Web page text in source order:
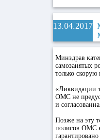
13.04.2017
Минздрав
самозанятых
только
«Ликвидации
ОМС не
и
Позже на эту
полисов ОМС